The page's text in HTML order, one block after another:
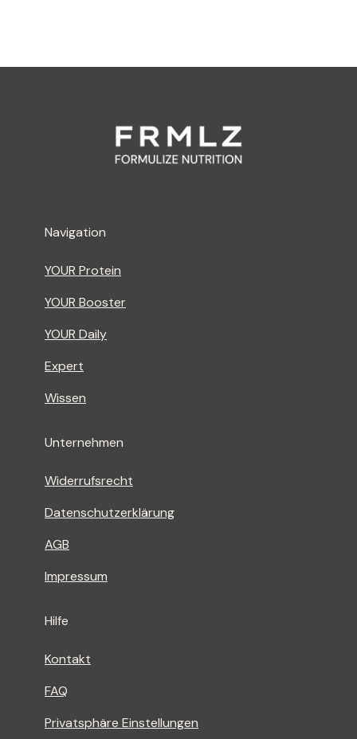
Navigation
YOUR Protein
YOUR Booster
YOUR Daily
Expert
Wissen
Unternehmen
Widerrufsrecht
Datenschutzerklärung
AGB
Impressum
Hilfe
Kontakt
FAQ
Privatsphäre Einstellungen